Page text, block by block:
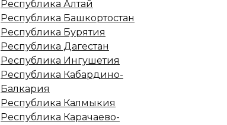
Республика Алтай
Республика Башкортостан
Республика Бурятия
Республика Дагестан
Республика Ингушетия
Республика Кабардино-
Балкария
Республика Калмыкия
Республика Карачаево-